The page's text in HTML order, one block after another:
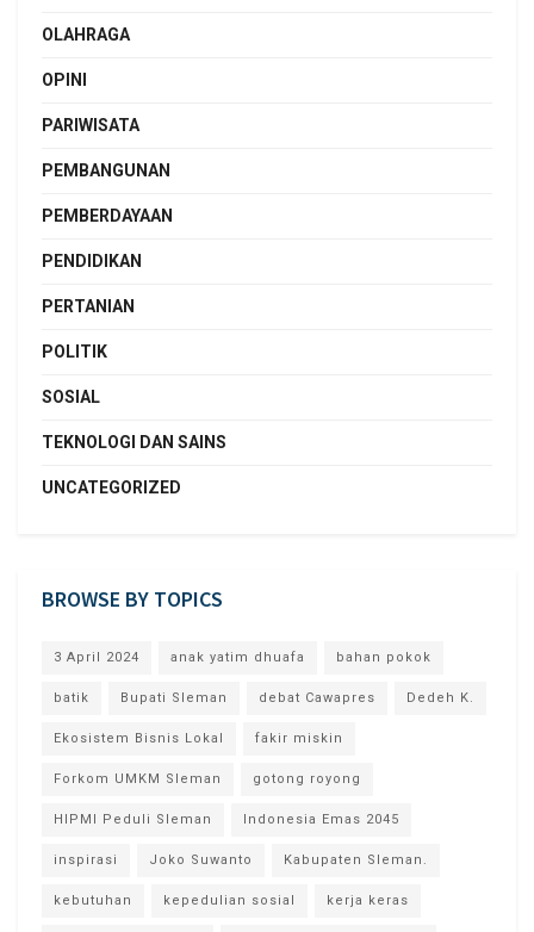
OLAHRAGA
OPINI
PARIWISATA
PEMBANGUNAN
PEMBERDAYAAN
PENDIDIKAN
PERTANIAN
POLITIK
SOSIAL
TEKNOLOGI DAN SAINS
UNCATEGORIZED
BROWSE BY TOPICS
3 April 2024 anak yatim dhuafa bahan pokok
batik Bupati Sleman debat Cawapres Dedeh K.
Ekosistem Bisnis Lokal fakir miskin
Forkom UMKM Sleman gotong royong
HIPMI Peduli Sleman Indonesia Emas 2045
inspirasi Joko Suwanto Kabupaten Sleman.
kebutuhan kepedulian sosial kerja keras